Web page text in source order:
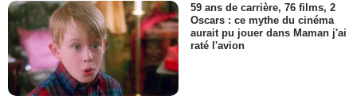
59 ans de carrière, 76 films, 2
Oscars : ce mythe du cinéma
aurait pu jouer dans Maman j'ai
raté l'avion